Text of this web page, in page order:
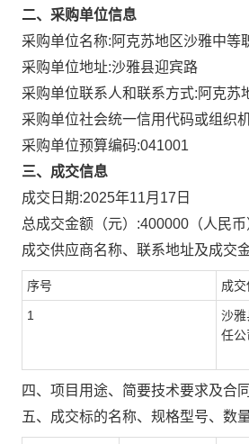
二、采购单位信息
采购单位名称: 阿克苏地区沙雅中等
采购单位地址:沙雅县迎宾路
采购单位联系人和联系方式: 阿克苏
采购单位社会统一信用代码或组织
采购单位预算编码:041001
三、成交信息
成交日期:2025年11月17日
总成交金额（元）:400000 （人民币
成交供应商名称、联系地址及成交
序号 成
1
沙雅
任公
四、项目用途、简要技术要求及合
五、成交标的名称、规格型号、数